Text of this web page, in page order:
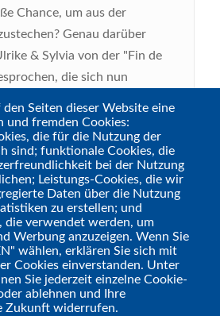
Chance, um aus der
Genau darüber
& Sylvia von der "Fin de
die sich nun
rund um die
spezialisiert.
Seiten dieser Website eine
und fremden Cookies:
die für die Nutzung der
sind; funktionale Cookies, die
bei der Nutzung
Leistungs-Cookies, die wir
Daten über die Nutzung
zu erstellen; und
die verwendet werden, um
Werbung anzuzeigen. Wenn Sie
wählen, erklären Sie sich mit
Cookies einverstanden. Unter
Sie jederzeit einzelne Cookie-
ablehnen und Ihre
Zukunft widerrufen.